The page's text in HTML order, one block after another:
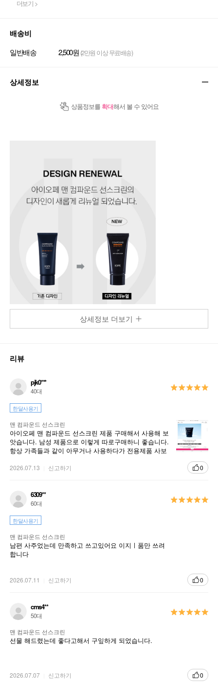
더보기 >
배송비
일반배송 2,500원 (2만원 이상 무료배송)
상세정보
상품정보를 확대해서 볼 수 있어요
상세정보 더보기
리뷰
pjk0***
40대
한달사용기
맨 컴파운드 선스크린
아이오페 맨 컴파운드 선스크린 제품 구매해서 사용해 보
앗습니다. 남성 제품으로 이렇게 따로구매하니 좋습니다.
항상 가족들과 같이 아무거나 사용하다가 전용제품 사보
2026.07.13 신고하기 0
6309**
60대
한달사용기
맨 컴파운드 선스크린
남편 사주었는데 만족하고 쓰고있어요 이지ㅣ품만 쓰려
합니다
2026.07.11 신고하기 0
cms4**
50대
맨 컴파운드 선스크린
선물 해드렸는데 좋다고해서 구잎하게 되었습니다.
2026.07.07 신고하기 0